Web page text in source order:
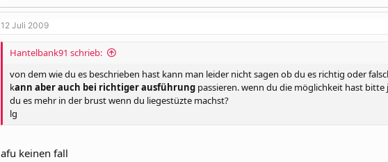
wie halte ich die hantel richtig um die brustmusklen effizient zu trainieren ?
12 Juli 2009
Hantelbank91 schrieb:
von dem wie du es beschrieben hast kann man leider nicht sagen ob du es richtig oder
kann aber auch bei richtiger ausführung passieren. wenn du die möglichkeit hast
du es mehr in der brust wenn du liegestüzte machst?
lg
afu keinen fall